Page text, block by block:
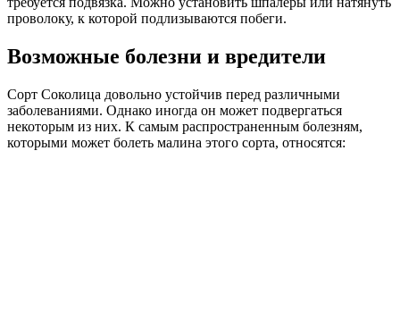
проволоку, к которой подлизываются побеги.
Возможные болезни и вредители
Сорт Соколица довольно устойчив перед различными
заболеваниями. Однако иногда он может подвергаться
некоторым из них. К самым распространенным болезням,
которыми может болеть малина этого сорта, относятся: